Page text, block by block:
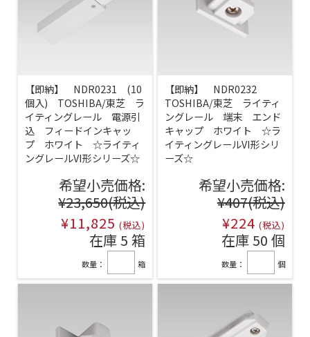
【即納】 NDR0231 (10
個入) TOSHIBA/東芝 ラ
イティングレール 電源引
込 フィードインキャッ
プ ホワイト ☆ライティ
ングレールVI形シリーズ☆
希望小売価格:
¥23,650(税込)
¥11,825 (税込)
在庫 5 箱
数量： 箱
【即納】 NDR0232
TOSHIBA/東芝 ライティ
ングレール 端末 エンド
キャップ ホワイト ☆ラ
イティングレールVI形シリ
ーズ☆
希望小売価格:
¥407(税込)
¥224 (税込)
在庫 50 個
数量： 個